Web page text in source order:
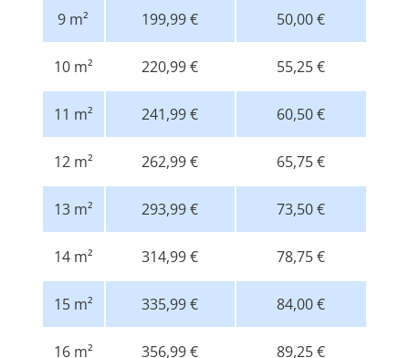
9 m² 199,99 € 50,00 €
10 m² 220,99 € 55,25 €
11 m² 241,99 € 60,50 €
12 m² 262,99 € 65,75 €
13 m² 293,99 € 73,50 €
14 m² 314,99 € 78,75 €
15 m² 335,99 € 84,00 €
16 m² 356,99 € 89,25 €